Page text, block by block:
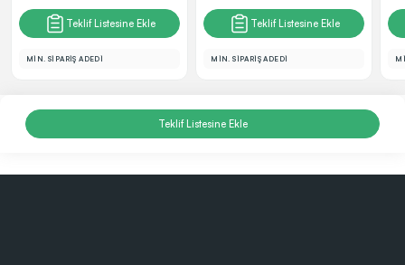
Teklif Listesine Ekle
MİN. SİPARİŞ ADEDİ
Teklif Listesine Ekle
MİN. SİPARİŞ ADEDİ
Teklif Listesine Ekle